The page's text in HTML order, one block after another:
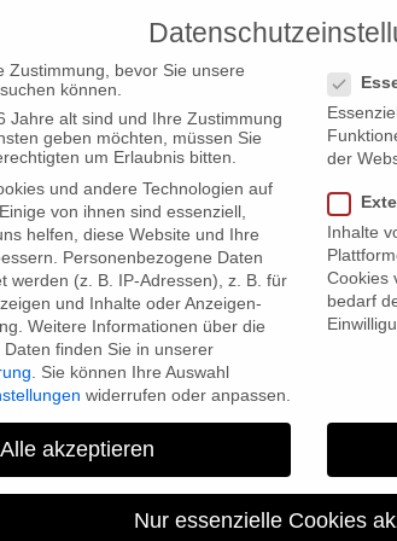
Premiere in
Zustimmung, bevor Sie unsere
können.
Jahre alt sind und Ihre Zustimmung
geben möchten, müssen Sie
um Erlaubnis bitten.
und andere Technologien auf
von ihnen sind essenziell,
helfen, diese Website und Ihre
Personenbezogene Daten
werden (z. B. IP-Adressen), z. B. für
und Inhalte oder Anzeigen-
Weitere Informationen über die
finden Sie in unserer
Sie können Ihre Auswahl
widerrufen oder anpassen.
der
Inhalte
Cookies
bedarf
Alle akzeptieren
Nur essenzielle Cookies